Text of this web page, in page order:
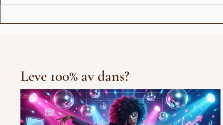
Leve 100% av dans?